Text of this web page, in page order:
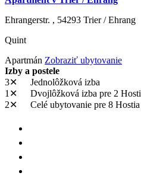
Ehrangerstr. , 54293 Trier / Ehrang
Quint
Apartmán Zobraziť ubytovanie
Izby a postele
3✕
Jednolôžková izba
1✕
Dvojlôžková izba pre 2
2✕
Celé ubytovanie pre 8 Hostia